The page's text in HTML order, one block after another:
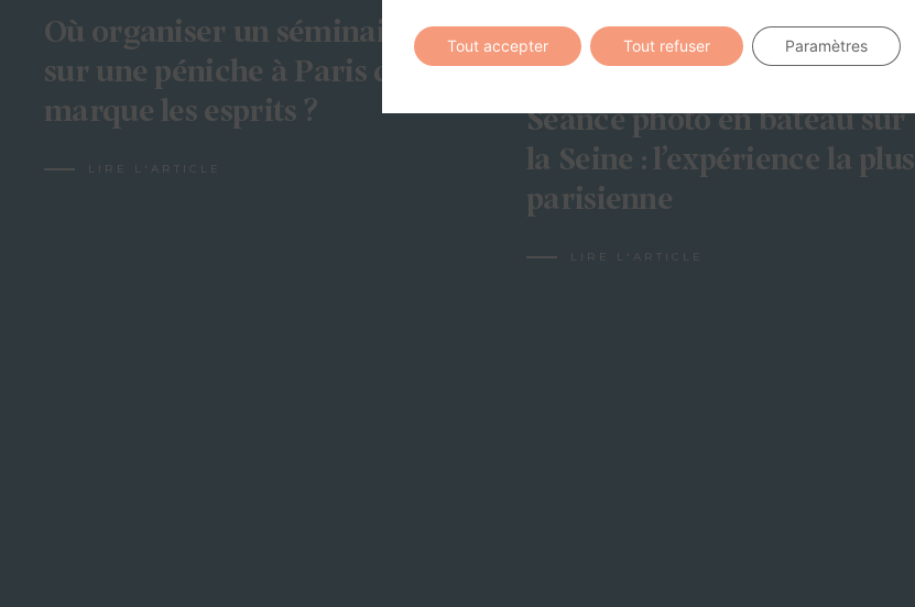
Où organiser un séminaire
sur une péniche à Paris qui
marque les esprits ?
LIRE L'ARTICLE
Séance photo en bateau sur
la Seine : l’expérience la plus
parisienne
LIRE L'ARTICLE
Tout accepter Tout refuser Paramètres